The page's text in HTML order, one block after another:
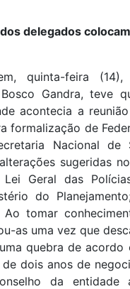
delegados
quinta-feira
Bosco Gandra, teve
acontecia a
formalização de
Nacional de
sugeridas
Geral das
do
tomar
as uma vez que
quebra de acordo
dois anos de
da entidade